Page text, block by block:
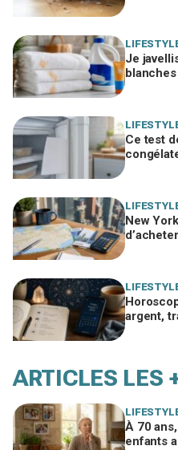
Je
Ce test
New
argent,
ARTICLES LES
À 70
enfants